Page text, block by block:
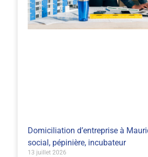
Domiciliation d’entreprise à
social, pépinière, incubateur
13 juillet 2026